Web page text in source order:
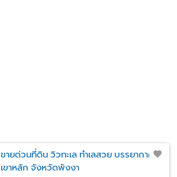
ขายด่วนที่ดิน วิวทะเล ทำเลสวย บรรยากาศดี
เขาหลัก จังหวัดพังงา